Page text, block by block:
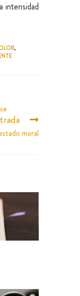
intensidad
,
moral